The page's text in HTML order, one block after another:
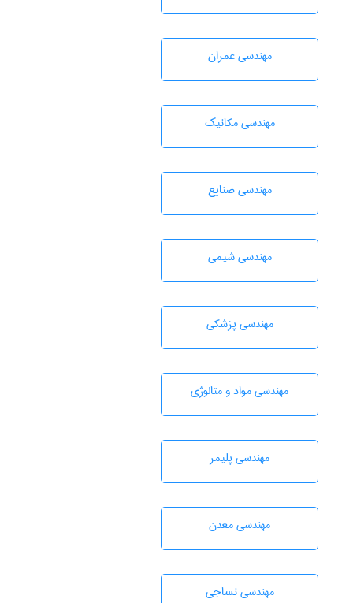
مهندسی عمران
مهندسی مکانیک
مهندسی صنايع
مهندسي شيمی
مهندسی پزشکی
مهندسی مواد و متالوژی
مهندسی پليمر
مهندسی معدن
مهندسي نساجی